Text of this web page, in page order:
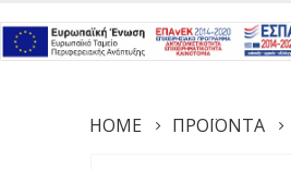
HOME ΠΡΟΪΌΝΤΑ